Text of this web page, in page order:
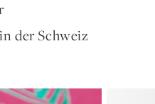
der Schweiz